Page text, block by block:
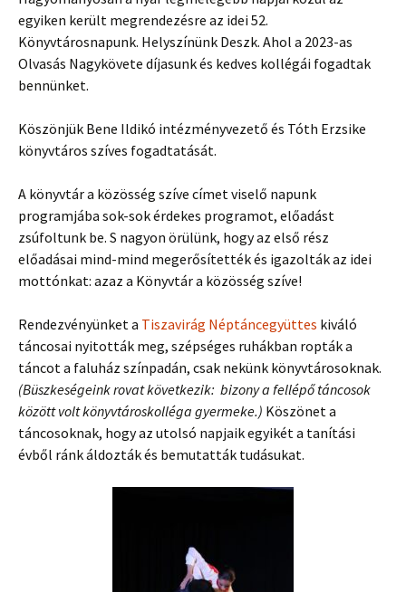
egyiken került megrendezésre az idei 52.
Könyvtárosnapunk. Helyszínünk Deszk. Ahol a 2023-as
Olvasás Nagykövete díjasunk és kedves kollégái fogadtak
bennünket.
Köszönjük Bene Ildikó intézményvezető és Tóth Erzsike
könyvtáros szíves fogadtatását.
A könyvtár a közösség szíve címet viselő napunk
programjába sok-sok érdekes programot, előadást
zsúfoltunk be. S nagyon örülünk, hogy az első rész
előadásai mind-mind megerősítették és igazolták az idei
mottónkat: azaz a Könyvtár a közösség szíve!
Rendezvényünket a Tiszavirág Néptáncegyüttes kiváló
táncosai nyitották meg, szépséges ruhákban ropták a
táncot a faluház színpadán, csak nekünk könyvtárosoknak.
(Büszkeségeink rovat következik: bizony a fellépő táncosok
között volt könyvtároskolléga gyermeke.) Köszönet a
táncosoknak, hogy az utolsó napjaik egyikét a tanítási
évből ránk áldozták és bemutatták tudásukat.